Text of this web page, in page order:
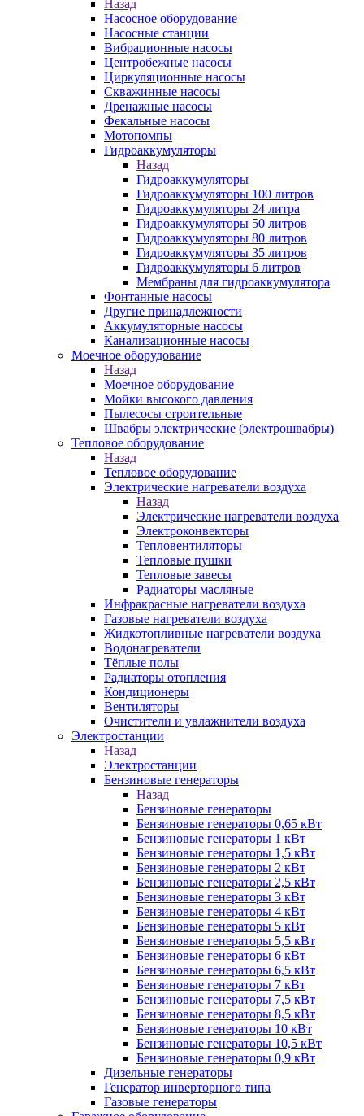
Назад
Насосное оборудование
Насосные станции
Вибрационные насосы
Центробежные насосы
Циркуляционные насосы
Скважинные насосы
Дренажные насосы
Фекальные насосы
Мотопомпы
Гидроаккумуляторы
Назад
Гидроаккумуляторы
Гидроаккумуляторы 100 литров
Гидроаккумуляторы 24 литра
Гидроаккумуляторы 50 литров
Гидроаккумуляторы 80 литров
Гидроаккумуляторы 35 литров
Гидроаккумуляторы 6 литров
Мембраны для гидроаккумулятора
Фонтанные насосы
Другие принадлежности
Аккумуляторные насосы
Канализационные насосы
Моечное оборудование
Назад
Моечное оборудование
Мойки высокого давления
Пылесосы строительные
Швабры электрические (электрошвабры)
Тепловое оборудование
Назад
Тепловое оборудование
Электрические нагреватели воздуха
Назад
Электрические нагреватели воздуха
Электроконвекторы
Тепловентиляторы
Тепловые пушки
Тепловые завесы
Радиаторы масляные
Инфракрасные нагреватели воздуха
Газовые нагреватели воздуха
Жидкотопливные нагреватели воздуха
Водонагреватели
Тёплые полы
Радиаторы отопления
Кондиционеры
Вентиляторы
Очистители и увлажнители воздуха
Электростанции
Назад
Электростанции
Бензиновые генераторы
Назад
Бензиновые генераторы
Бензиновые генераторы 0,65 кВт
Бензиновые генераторы 1 кВт
Бензиновые генераторы 1,5 кВт
Бензиновые генераторы 2 кВт
Бензиновые генераторы 2,5 кВт
Бензиновые генераторы 3 кВт
Бензиновые генераторы 4 кВт
Бензиновые генераторы 5 кВт
Бензиновые генераторы 5,5 кВт
Бензиновые генераторы 6 кВт
Бензиновые генераторы 6,5 кВт
Бензиновые генераторы 7 кВт
Бензиновые генераторы 7,5 кВт
Бензиновые генераторы 8,5 кВт
Бензиновые генераторы 10 кВт
Бензиновые генераторы 10,5 кВт
Бензиновые генераторы 0,9 кВт
Дизельные генераторы
Генератор инверторного типа
Газовые генераторы